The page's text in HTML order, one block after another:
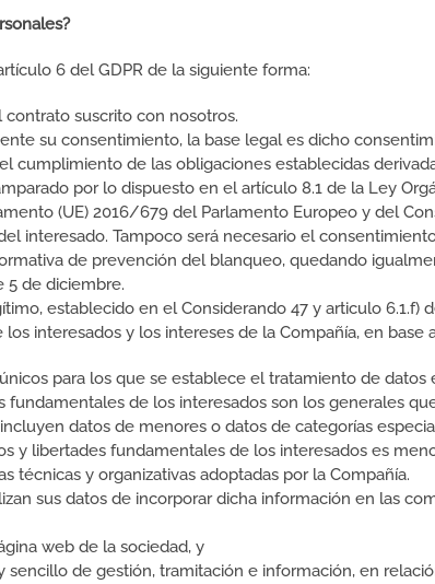
6 del GDPR de la siguiente forma:
suscrito con nosotros.
su consentimiento, la base legal es dicho
cumplimiento de las obligaciones establecidas
por lo dispuesto en el artículo 8.1 de la Ley
(UE) 2016/679 del Parlamento Europeo y del
interesado. Tampoco será necesario el
de prevención del blanqueo, quedando
5 de diciembre.
establecido en el Considerando 47 y articulo 6.1.f)
interesados y los intereses de la Compañía, en base
para los que se establece el tratamiento de datos
fundamentales de los interesados son los generales
datos de menores o datos de categorías
y libertades fundamentales de los interesados es
técnicas y organizativas adoptadas por la Compañía.
sus datos de incorporar dicha información en las
web de la sociedad, y
sencillo de gestión, tramitación e información, en